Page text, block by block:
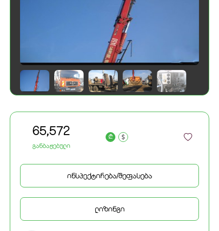
65,572
განბაჟებული
a
ინსპექტირება/შეფასება
ლიზინგი